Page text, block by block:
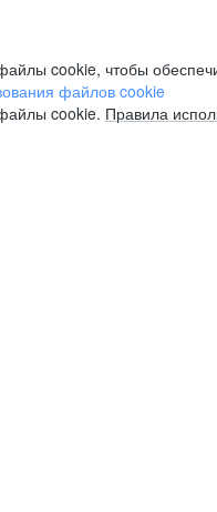
cookie, чтобы
файлов cookie
cookie. Правила